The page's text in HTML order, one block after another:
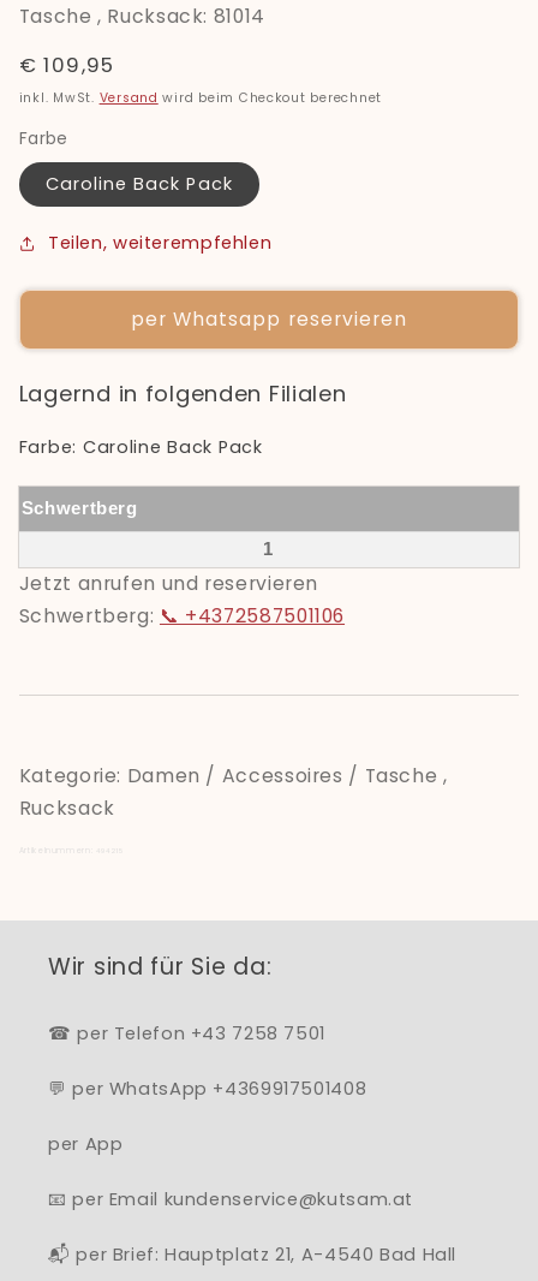
Tasche , Rucksack: 81014
Normaler
Preis
€ 109,95
inkl. MwSt. Versand wird beim Checkout berechnet
Farbe
Caroline Back Pack
Teilen, weiterempfehlen
per Whatsapp reservieren
Lagernd in folgenden Filialen
Farbe: Caroline Back Pack
Schwert​berg
1
Jetzt anrufen und reservieren
Schwertberg: 📞 +4372587501106
Kategorie: Damen / Accessoires / Tasche ,
Rucksack
Artikelnummern:
Wir sind für Sie da:
☎ per Telefon +43 7258 7501
💬 per WhatsApp +4369917501408
per App
📧 per Email kundenservice@kutsam.at
📬 per Brief: Hauptplatz 21, A-4540 Bad Hall